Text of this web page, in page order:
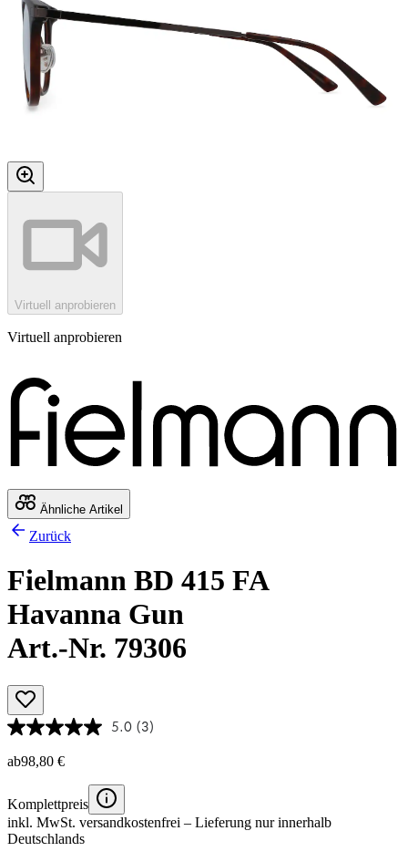
Virtuell anprobieren
Virtuell anprobieren
Ähnliche Artikel
Zurück
Fielmann BD 415 FA
Havanna Gun
Art.-Nr. 79306
5.0 (3)
ab98,80 €
Komplettpreis
inkl. MwSt. versandkostenfrei – Lieferung nur innerhalb
Deutschlands